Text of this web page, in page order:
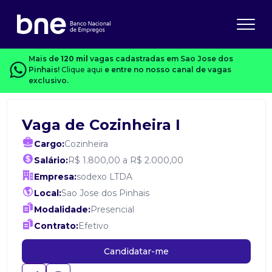
Mais de 120 mil vagas cadastradas em Sao Jose dos
Pinhais! Clique aqui e entre no nosso canal de vagas
exclusivo.
Vaga de Cozinheira I
Cargo:Cozinheira
Salário:R$ 1.800,00 a R$ 2.000,00
Empresa:sodexo LTDA
Local:Sao Jose dos Pinhais
Modalidade:Presencial
Contrato:Efetivo
Candidatar-me